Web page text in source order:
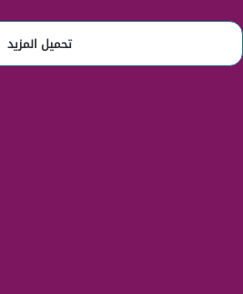
تحميل المزيد